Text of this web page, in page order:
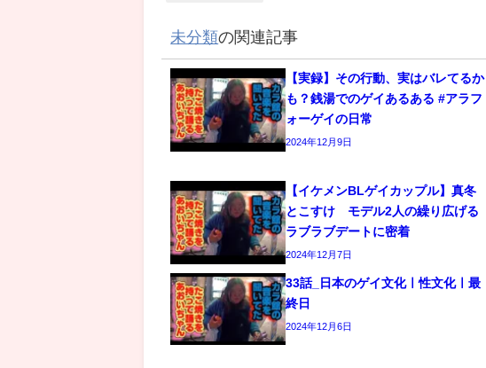
未分類の関連記事
【実録】その行動、実はバレてるか
も？銭湯でのゲイあるある #アラフ
ォーゲイの日常
2024年12月9日
【イケメンBLゲイカップル】真冬
とこすけ モデル2人の繰り広げる
ラブラブデートに密着
2024年12月7日
33話_日本のゲイ文化ㅣ性文化ㅣ最
終日
2024年12月6日